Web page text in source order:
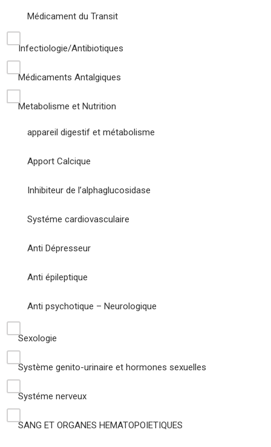
Médicament du Transit
Infectiologie/Antibiotiques
Médicaments Antalgiques
Metabolisme et Nutrition
appareil digestif et métabolisme
Apport Calcique
Inhibiteur de l’alphaglucosidase
Systéme cardiovasculaire
Anti Dépresseur
Anti épileptique
Anti psychotique – Neurologique
Sexologie
Système genito-urinaire et hormones sexuelles
Systéme nerveux
SANG ET ORGANES HEMATOPOIETIQUES